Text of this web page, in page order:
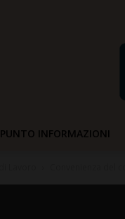
PUNTO INFORMAZIONI